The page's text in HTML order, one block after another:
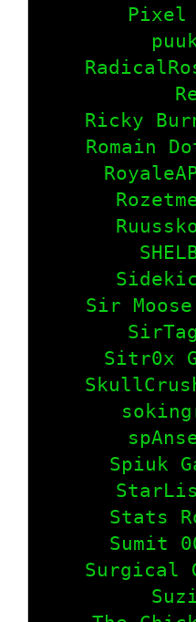
Pixel
Ricky
Romain
Sir
Sitr0x
Spiuk
Stats
Sumit
Surgical